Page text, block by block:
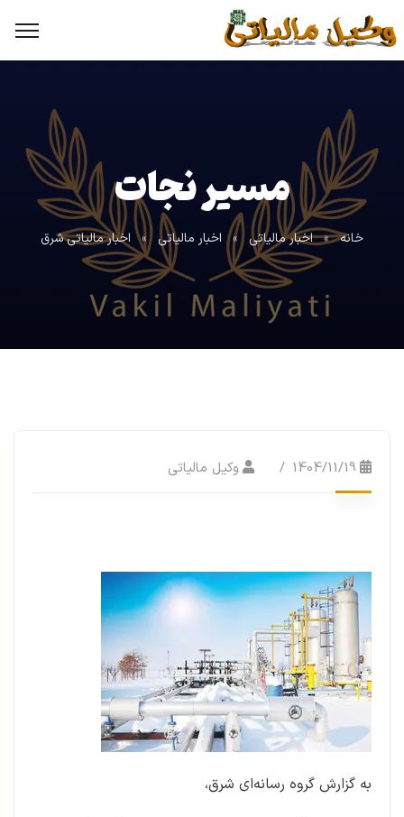
مسیر نجات
خانه » اخبار مالیاتی » اخبار مالیاتی » اخبار مالیاتی شرق
1404/11/19 وکیل مالیاتی
به گزارش گروه رسانه‌ای شرق،